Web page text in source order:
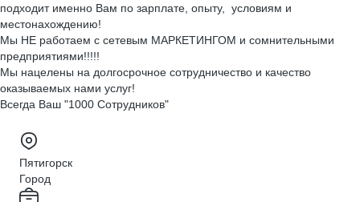
подходит именно Вам по зарплате, опыту, условиям и
местонахождению!
Мы НЕ работаем с сетевым МАРКЕТИНГОМ и сомнительными
предприятиями!!!!!
Мы нацелены на долгосрочное сотрудничество и качество
оказываемых нами услуг!
Всегда Ваш "1000 Сотрудников"
Пятигорск
Город